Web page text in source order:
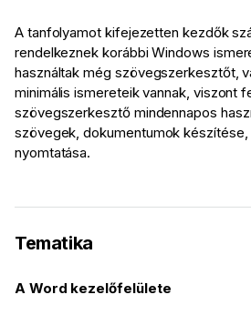
A tanfolyamot kifejezetten kezdők
rendelkeznek korábbi Windows
használtak még szövegszerkesztőt,
minimális ismereteik vannak, viszont
szövegszerkesztő mindennapos
szövegek, dokumentumok készítése,
nyomtatása.
Tematika
A Word kezelőfelülete